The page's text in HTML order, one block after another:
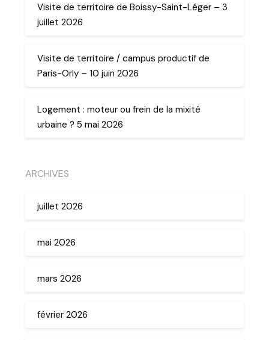
Visite de territoire de Boissy-Saint-Léger – 3
juillet 2026
Visite de territoire / campus productif de
Paris-Orly – 10 juin 2026
Logement : moteur ou frein de la mixité
urbaine ? 5 mai 2026
ARCHIVES
juillet 2026
mai 2026
mars 2026
février 2026